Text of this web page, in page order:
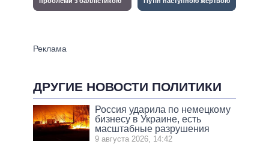
ДРУГИЕ НОВОСТИ ПОЛИТИКИ
Россия ударила по немецкому
бизнесу в Украине, есть
масштабные разрушения
9 августа 2026, 14:42